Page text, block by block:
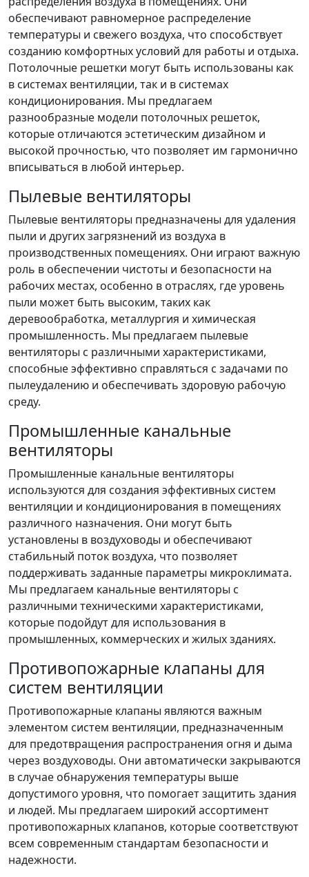
обеспечивают равномерное распределение
температуры и свежего воздуха, что способствует
созданию комфортных условий для работы и отдыха.
Потолочные решетки могут быть использованы как
в системах вентиляции, так и в системах
кондиционирования. Мы предлагаем
разнообразные модели потолочных решеток,
которые отличаются эстетическим дизайном и
высокой прочностью, что позволяет им гармонично
вписываться в любой интерьер.
Пылевые вентиляторы
Пылевые вентиляторы предназначены для удаления
пыли и других загрязнений из воздуха в
производственных помещениях. Они играют важную
роль в обеспечении чистоты и безопасности на
рабочих местах, особенно в отраслях, где уровень
пыли может быть высоким, таких как
деревообработка, металлургия и химическая
промышленность. Мы предлагаем пылевые
вентиляторы с различными характеристиками,
способные эффективно справляться с задачами по
пылеудалению и обеспечивать здоровую рабочую
среду.
Промышленные канальные
вентиляторы
Промышленные канальные вентиляторы
используются для создания эффективных систем
вентиляции и кондиционирования в помещениях
различного назначения. Они могут быть
установлены в воздуховоды и обеспечивают
стабильный поток воздуха, что позволяет
поддерживать заданные параметры микроклимата.
Мы предлагаем канальные вентиляторы с
различными техническими характеристиками,
которые подойдут для использования в
промышленных, коммерческих и жилых зданиях.
Противопожарные клапаны для
систем вентиляции
Противопожарные клапаны являются важным
элементом систем вентиляции, предназначенным
для предотвращения распространения огня и дыма
через воздуховоды. Они автоматически закрываются
в случае обнаружения температуры выше
допустимого уровня, что помогает защитить здания
и людей. Мы предлагаем широкий ассортимент
противопожарных клапанов, которые соответствуют
всем современным стандартам безопасности и
надежности.